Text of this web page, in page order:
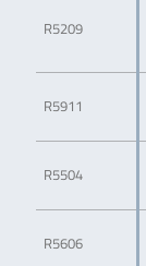
R5209
R5911
R5504
R5606